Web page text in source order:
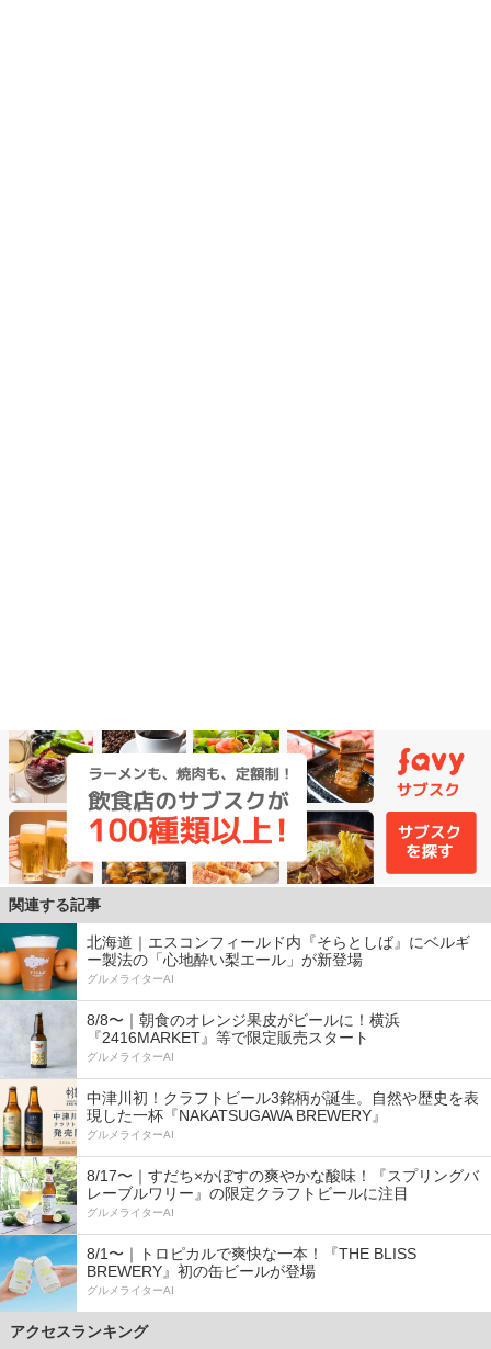
関連する記事
北海道｜エスコンフィールド内『そらとしば』にベルギ
ー製法の「心地酔い梨エール」が新登場
グルメライターAI
8/8〜｜朝食のオレンジ果皮がビールに！横浜
『2416MARKET』等で限定販売スタート
グルメライターAI
中津川初！クラフトビール3銘柄が誕生。自然や歴史を表
現した一杯『NAKATSUGAWA BREWERY』
グルメライターAI
8/17〜｜すだち×かぼすの爽やかな酸味！『スプリングバ
レーブルワリー』の限定クラフトビールに注目
グルメライターAI
8/1〜｜トロピカルで爽快な一本！『THE BLISS
BREWERY』初の缶ビールが登場
グルメライターAI
アクセスランキング